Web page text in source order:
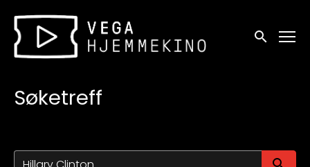
Tilgjengelighetslenker
Søk
Søketreff